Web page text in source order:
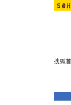
搜狐